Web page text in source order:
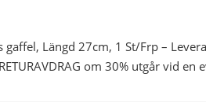
gaffel, Längd 27cm, 1 St/Frp –
om 30% utgår vid en